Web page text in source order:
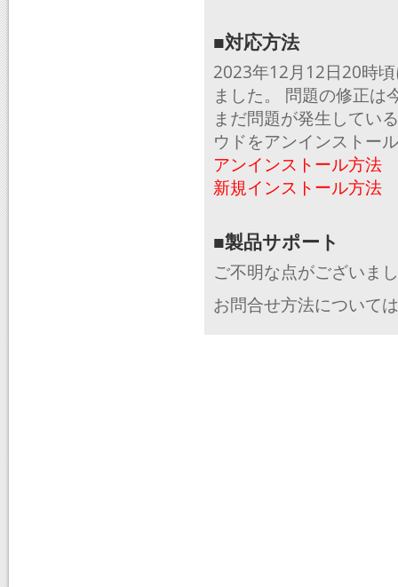
■対応方法
2023年12月12日20時
ました。 問題の修正は
まだ問題が発生してい
ウドをアンインストー
アンインストール方法
新規インストール方法
■製品サポート
ご不明な点がございま
お問合せ方法について